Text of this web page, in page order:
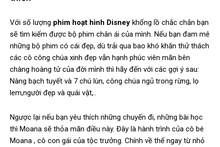
Với số lượng phim hoạt hình Disney khổng lồ chắc chắn bạn
sẽ tìm kiếm được bộ phim chân ái của mình. Nếu bạn đam mê
những bộ phim có cái đẹp, dù trải qua bao khó khăn thử thách
các cô công chúa xinh đẹp vẫn hạnh phúc viên mãn bên
chàng hoàng tử của đời mình thì hãy đến với các gợi ý sau:
Nàng bạch tuyết và 7 chú lùn, công chúa ngủ trong rừng, lọ
lem,người đẹp và quái vật,..
Ngược lại nếu bạn yêu thích những chuyến đi, những bài học
thì Moana sẽ thỏa mãn điều này. Đây là hành trình của cô bé
Moana , cô con gái của tộc trưởng. Chính về thế ngay từ nhỏ